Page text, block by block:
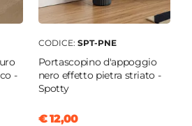
-
CODICE: SPT-PNE
Portascopino d'appoggio
nero effetto pietra striato -
Spotty
€ 12,00